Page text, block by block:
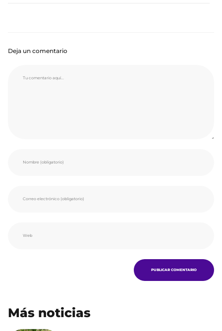
Deja un comentario
Más noticias